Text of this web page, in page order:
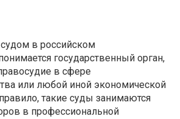
в российском
государственный орган,
в сфере
или любой иной экономической
такие суды занимаются
в профессиональной